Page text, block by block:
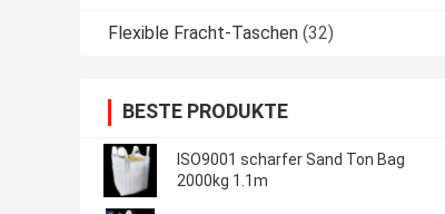
Flexible Fracht-Taschen (32)
BESTE PRODUKTE
ISO9001 scharfer Sand Ton Bag
2000kg 1.1m